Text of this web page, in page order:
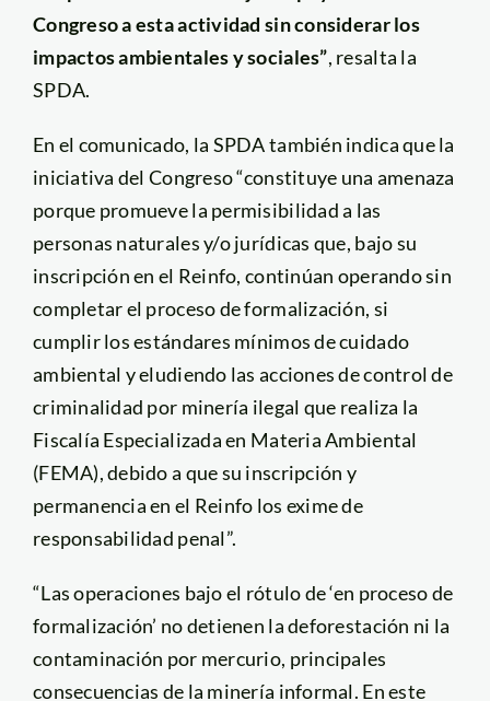
Congreso a esta actividad sin considerar los
impactos ambientales y sociales”, resalta la
SPDA.
En el comunicado, la SPDA también indica que la
iniciativa del Congreso “constituye una amenaza
porque promueve la permisibilidad a las
personas naturales y/o jurídicas que, bajo su
inscripción en el Reinfo, continúan operando sin
completar el proceso de formalización, si
cumplir los estándares mínimos de cuidado
ambiental y eludiendo las acciones de control de
criminalidad por minería ilegal que realiza la
Fiscalía Especializada en Materia Ambiental
(FEMA), debido a que su inscripción y
permanencia en el Reinfo los exime de
responsabilidad penal”.
“Las operaciones bajo el rótulo de ‘en proceso de
formalización’ no detienen la deforestación ni la
contaminación por mercurio, principales
consecuencias de la minería informal. En este